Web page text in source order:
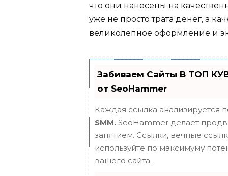
что они нанесены на
уже не просто трата денег, а
великолепное оформление и
Забиваем Сайты В ТОП
от SeoHammer
Каждая ссылка анализируется
SMM. SeoHammer делает
занятием. Ссылки, вечные
используйте по максимуму
вашего сайта.